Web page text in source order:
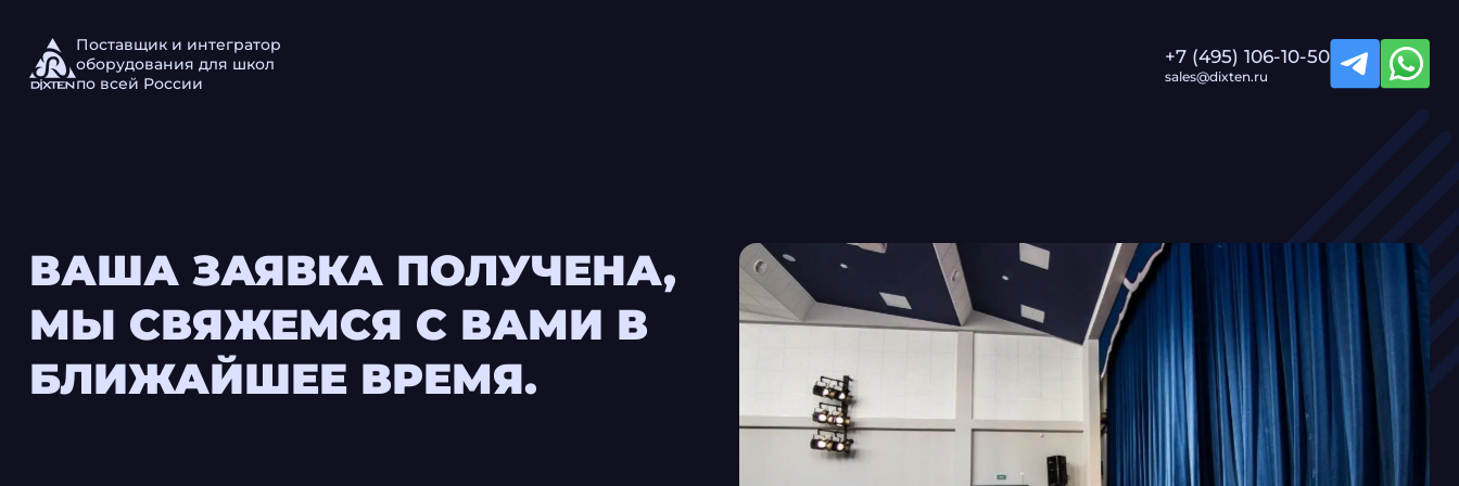
Поставщик и интегратор
оборудования для школ
по всей России
+7 (495) 106-10-50
sales@dixten.ru
ВАША ЗАЯВКА ПОЛУЧЕНА,
МЫ СВЯЖЕМСЯ С ВАМИ В
БЛИЖАЙШЕЕ ВРЕМЯ.